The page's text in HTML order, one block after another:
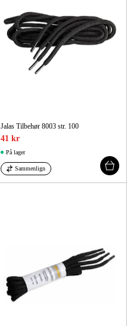
Jalas Tilbehør 8003 str. 100
41 kr
På lager
Sammenlign